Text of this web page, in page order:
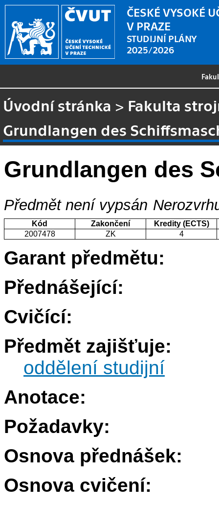
ČESKÉ VYSOKÉ
V PRAZE
STUDIJNÍ PLÁNY
2025/2026
Úvodní stránka > Fakulta
Grundlangen des
Grundlangen des
Předmět není vypsán
Kód Zakončení
Kredity (ECTS)
2007478
ZK 4
Garant předmětu:
Přednášející:
Cvičící:
Předmět zajišťuje:
oddělení studijní
Anotace:
Požadavky:
Osnova přednášek:
Osnova cvičení: